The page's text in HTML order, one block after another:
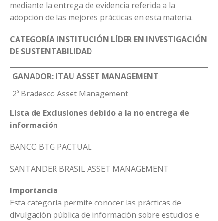
mediante la entrega de evidencia referida a la
adopción de las mejores prácticas en esta materia.
CATEGORÍA INSTITUCIÓN LÍDER EN INVESTIGACIÓN
DE SUSTENTABILIDAD
GANADOR: ITAU ASSET MANAGEMENT
2º Bradesco Asset Management
Lista de Exclusiones debido a la no entrega de
información
BANCO BTG PACTUAL
SANTANDER BRASIL ASSET MANAGEMENT
Importancia
Esta categoría permite conocer las prácticas de
divulgación pública de información sobre estudios e